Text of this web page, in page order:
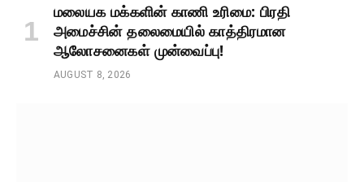
மலையக மக்களின் காணி உரிமை: பிரதி
அமைச்சின் தலைமையில் காத்திரமான
ஆலோசனைகள் முன்வைப்பு!
AUGUST 8, 2026